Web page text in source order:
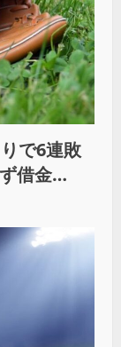
で6連敗
借金